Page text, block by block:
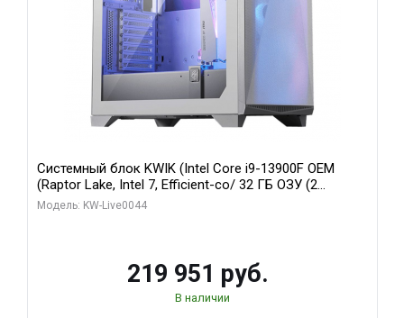
Системный блок KWIK (Intel Core i9-13900F OEM
(Raptor Lake, Intel 7, Efficient-co/ 32 ГБ ОЗУ (2
модуля)/ Gigabyte RTX5070Ti AERO OC 16GB GDDR7
Модель: KW-Live0044
219 951 руб.
В наличии